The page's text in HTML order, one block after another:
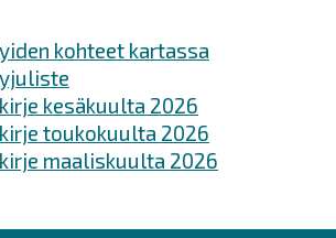
kohteet kartassa
kesäkuulta 2026
toukokuulta 2026
maaliskuulta 2026